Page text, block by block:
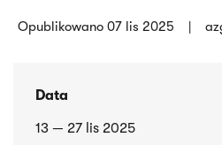
Opublikowano 07 lis 2025
Data
13 — 27 lis 2025